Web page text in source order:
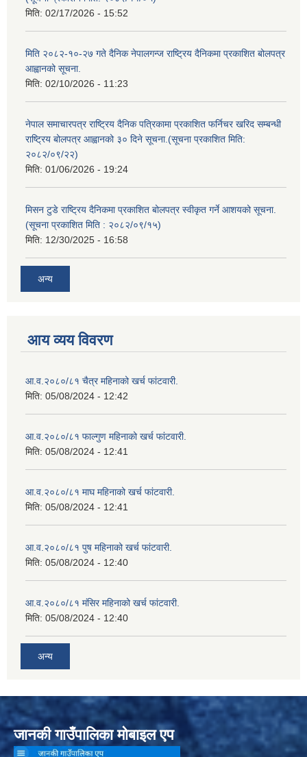
मिति: 02/17/2026 - 15:52
मिति २०८२-१०-२७ गते दैनिक नेपालगन्ज राष्ट्रिय दैनिकमा प्रकाशित बोलपत्र
आह्वानको सूचना.
मिति: 02/10/2026 - 11:23
नेपाल समाचारपत्र राष्ट्रिय दैनिक पत्रिकामा प्रकाशित फर्निचर खरिद सम्बन्धी
राष्ट्रिय बोलपत्र आह्वानको ३० दिने सूचना.(सूचना प्रकाशित मिति:
२०८२/०९/२२)
मिति: 01/06/2026 - 19:24
मिसन टुडे राष्ट्रिय दैनिकमा प्रकाशित बोलपत्र स्वीकृत गर्ने आशयको सूचना.
(सूचना प्रकाशित मिति : २०८२/०९/१५)
मिति: 12/30/2025 - 16:58
अन्य
आय व्यय विवरण
आ.व.२०८०/८१ चैत्र महिनाको खर्च फांटवारी.
मिति: 05/08/2024 - 12:42
आ.व.२०८०/८१ फाल्गुण महिनाको खर्च फांटवारी.
मिति: 05/08/2024 - 12:41
आ.व.२०८०/८१ माघ महिनाको खर्च फांटवारी.
मिति: 05/08/2024 - 12:41
आ.व.२०८०/८१ पुष महिनाको खर्च फांटवारी.
मिति: 05/08/2024 - 12:40
आ.व.२०८०/८१ मंसिर महिनाको खर्च फांटवारी.
मिति: 05/08/2024 - 12:40
अन्य
जानकी गाउँपालिका मोबाइल एप